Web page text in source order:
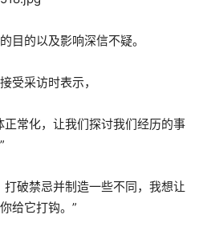
目的以及影响深信不疑。
受采访时表示，
常化，让我们探讨我们经历的事
破禁忌并制造一些不同，我想让
给它打钩。”